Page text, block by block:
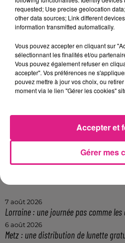
celle de nos partenaires ?
Oui
Non
Participer au jeu
7 août 2026
Lorraine : une journée pas comme
6 août 2026
Metz : une distribution de lunette
requested; Use precise geolocation
other data sources; Link different
information transmitted automatically.
Vous pouvez accepter en cliquant sur
sélectionnant les finalités et/ou
Vous pouvez également refuser en
accepter". Vos préférences ne
pouvez mettre à jour vos choix, ou
moment via le lien "Gérer les cookies"
Gérer mes
Accepter et